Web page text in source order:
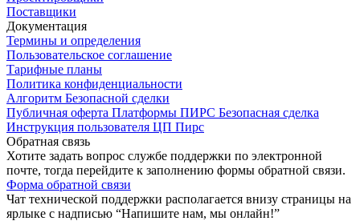
Поставщики
Документация
Термины и определения
Пользовательское соглашение
Тарифные планы
Политика конфиденциальности
Алгоритм Безопасной сделки
Публичная оферта Платформы ПИРС Безопасная сделка
Инструкция пользователя ЦП Пирс
Обратная связь
Хотите задать вопрос службе поддержки по электронной
почте, тогда перейдите к заполнению формы обратной связи.
Форма обратной связи
Чат технической поддержки располагается внизу страницы на
ярлыке с надписью “Напишите нам, мы онлайн!”